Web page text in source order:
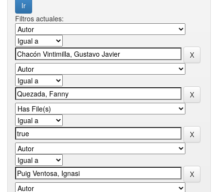
Filtros actuales: